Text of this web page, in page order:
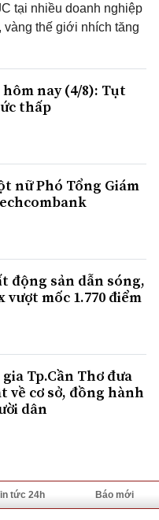
tại nhiều doanh nghiệp
vàng thế giới nhích tăng
hôm nay (4/8): Tụt
thấp
nữ Phó Tổng Giám
động sản dẫn sóng,
vượt mốc 1.770 điểm
Tp.Cần Thơ đưa
về cơ sở, đồng hành
dân
tức 24h Báo mới